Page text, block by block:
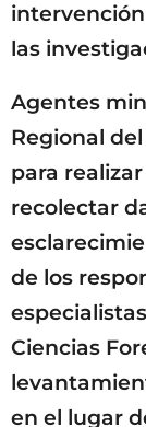
las
Agentes
Regional
para
recolectar
de los
Ciencias
en el lugar